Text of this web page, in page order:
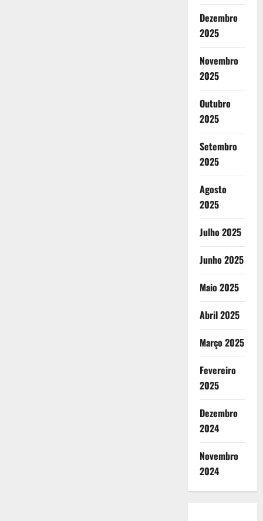
Dezembro
2025
Novembro
2025
Outubro
2025
Setembro
2025
Agosto
2025
Julho 2025
Junho 2025
Maio 2025
Abril 2025
Março 2025
Fevereiro
2025
Dezembro
2024
Novembro
2024